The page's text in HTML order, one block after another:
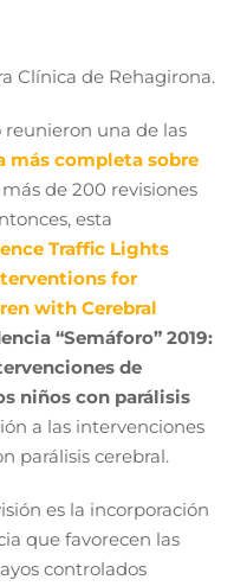
Clínica de Rehagirona.
reunieron una de las
más completa sobre
más de 200 revisiones
esta
Traffic Lights
for
with Cerebral
“Semáforo” 2019:
de
niños con parálisis
a las intervenciones
parálisis cerebral.
es la incorporación
que favorecen las
controlados